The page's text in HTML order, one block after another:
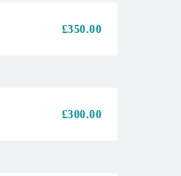
£350.00
£300.00